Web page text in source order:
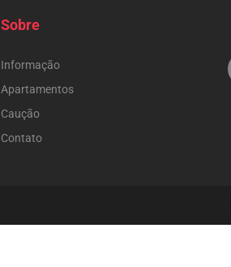
Sobre
Informação
Apartamentos
Caução
Contato